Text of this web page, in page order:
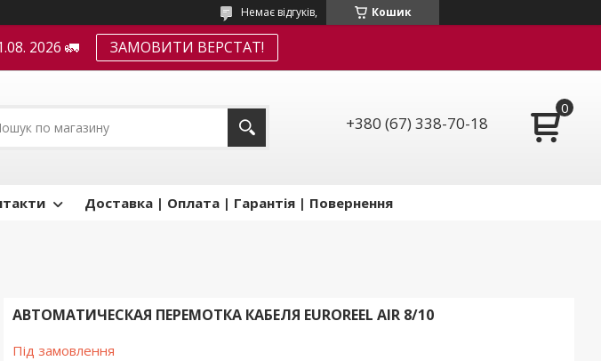
Кошик
Немає відгуків,
2026 🚛 ЗАМОВИТИ ВЕРСТАТ!
+380 (67) 338-70-18
Доставка | Оплата | Гарантія | Повернення
АВТОМАТИЧЕСКАЯ ПЕРЕМОТКА КАБЕЛЯ EUROREEL AIR 8/10
Під замовлення